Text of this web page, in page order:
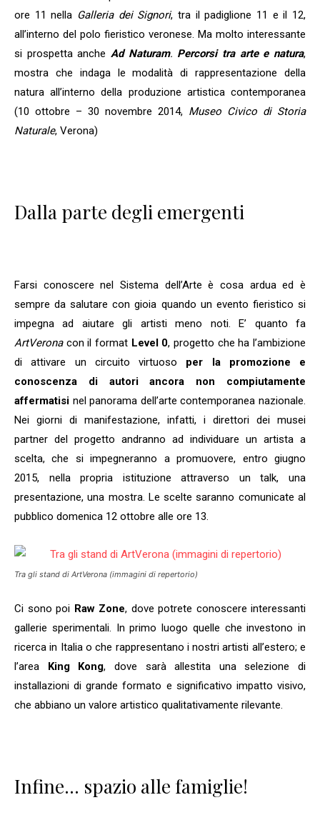
ore 11 nella Galleria dei Signori, tra il padiglione 11 e il 12,
all’interno del polo fieristico veronese. Ma molto interessante
si prospetta anche Ad Naturam. Percorsi tra arte e natura,
mostra che indaga le modalità di rappresentazione della
natura all’interno della produzione artistica contemporanea
(10 ottobre – 30 novembre 2014, Museo Civico di Storia
Naturale, Verona)
Dalla parte degli emergenti
Farsi conoscere nel Sistema dell’Arte è cosa ardua ed è
sempre da salutare con gioia quando un evento fieristico si
impegna ad aiutare gli artisti meno noti. E’ quanto fa
ArtVeronacon il format Level 0, progetto che ha l’ambizione
di attivare un circuito virtuoso per la promozione e
conoscenza di autori ancora non compiutamente
affermatisi nel panorama dell’arte contemporanea nazionale.
Nei giorni di manifestazione, infatti, i direttori dei musei
partner del progetto andranno ad individuare un artista a
scelta, che si impegneranno a promuovere, entro giugno
2015, nella propria istituzione attraverso un talk, una
presentazione, una mostra. Le scelte saranno comunicate al
pubblico domenica 12 ottobre alle ore 13.
Tra gli stand di ArtVerona (immagini di repertorio)
Ci sono poi Raw Zone, dove potrete conoscere interessanti
gallerie sperimentali. In primo luogo quelle che investono in
ricerca in Italia o che rappresentano i nostri artisti all’estero; e
l’area King Kong, dove sarà allestita una selezione di
installazioni di grande formato e significativo impatto visivo,
che abbiano un valore artistico qualitativamente rilevante.
Infine… spazio alle famiglie!